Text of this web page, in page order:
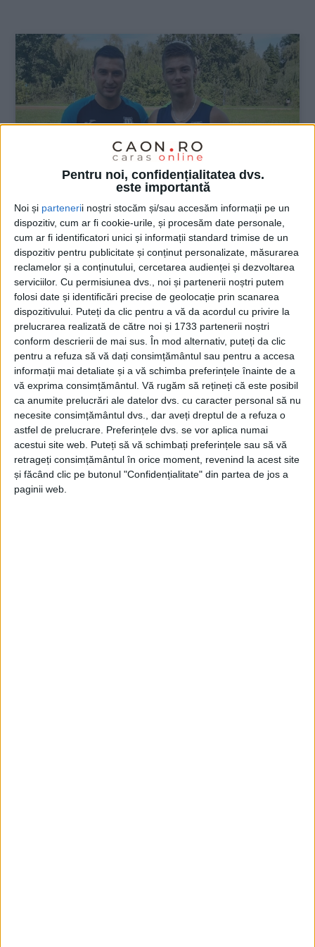
Pentru noi, confidențialitatea dvs.
este importantă
Noi și partenerii noștri stocăm și/sau accesăm informații pe un
dispozitiv, cum ar fi cookie-urile, și procesăm date personale,
cum ar fi identificatori unici și informații standard trimise de un
dispozitiv pentru publicitate și conținut personalizate, măsurarea
reclamelor și a conținutului, cercetarea audienței și dezvoltarea
serviciilor. Cu permisiunea dvs., noi și partenerii noștri putem
folosi date și identificări precise de geolocație prin scanarea
dispozitivului. Puteți da clic pentru a vă da acordul cu privire la
prelucrarea realizată de către noi și 1733 partenerii noștri
conform descrierii de mai sus. În mod alternativ, puteți da clic
pentru a refuza să vă dați consimțământul sau pentru a accesa
informații mai detaliate și a vă schimba preferințele înainte de a
vă exprima consimțământul. Vă rugăm să rețineți că este posibil
ca anumite prelucrări ale datelor dvs. cu caracter personal să nu
necesite consimțământul dvs., dar aveți dreptul de a refuza o
astfel de prelucrare. Preferințele dvs. se vor aplica numai
acestui site web. Puteți să vă schimbați preferințele sau să vă
retrageți consimțământul în orice moment, revenind la acest site
și făcând clic pe butonul "Confidențialitate" din partea de jos a
paginii web.
SPORT
Cristian Roiban a cucerit bronzul la
Campionatele Internaționale
28 AUGUST 2020, 11:11 AM 2 MINUTE DE CITIRE
REȘIȚA – Cristian Roiban, de la CSU Reșița, a obținut medalia
de bronz în proba de 100 metri plat la Campionatele
Internaționale de atletism ale României. Competiția s-a
desfășurat pe pista de atletism de pe Cluj Arena!
Arhive